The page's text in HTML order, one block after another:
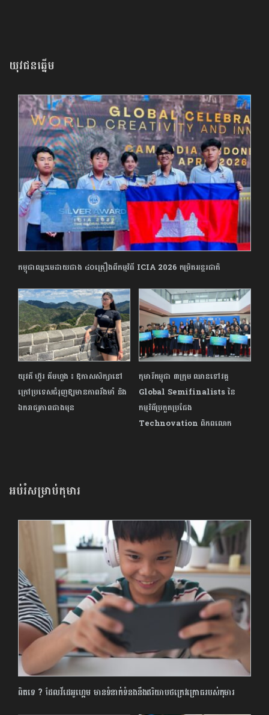
យុវជនឆ្នើម
កម្ពុជាឈ្នះមេដាយជាង ៤០គ្រឿងពីកម្មវិធី ICIA 2026 កម្រិតអន្តរជាតិ
យុវតី ហ៊ួរ គីមហួង ៖ ឱកាសសិក្សានៅ
ក្រៅប្រទេសជំរុញឱ្យមានភាពរឹងមាំ និង
ឯករាជ្យភាពជាងមុន
កុមារី​កម្ពុជា​ ​៣​ក្រុម​ ​ឈាន​ទៅ​វគ្គ​ ​
Global​ ​Semifinalists​ ​នៃ​
កម្មវិធីប្រកួតប្រជែង​ ​
Technovation​ ​ពិភពលោក
អប់រំសម្រាប់កុមារ
ពិតទេ ? ដែលវីដេអូហ្គេម មានទំនាក់ទំនងនឹងឥរិយាបថក្រេវក្រោធរបស់កុមារ